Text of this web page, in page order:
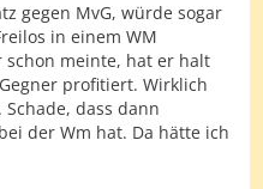
gegen MvG, würde sogar
in einem WM
schon meinte, hat er halt
profitiert. Wirklich
dass dann
der Wm hat. Da hätte ich